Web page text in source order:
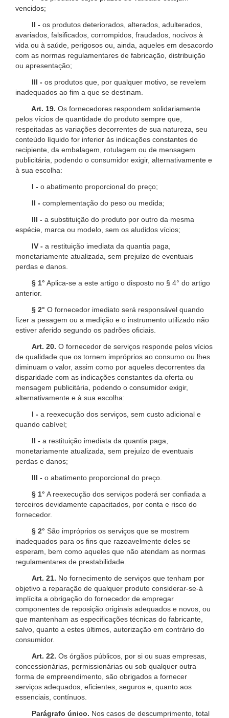
vencidos;
II - os produtos deteriorados, alterados, adulterados,
avariados, falsificados, corrompidos, fraudados, nocivos à
vida ou à saúde, perigosos ou, ainda, aqueles em desacordo
com as normas regulamentares de fabricação, distribuição
ou apresentação;
III - os produtos que, por qualquer motivo, se revelem
inadequados ao fim a que se destinam.
Art. 19. Os fornecedores respondem solidariamente
pelos vícios de quantidade do produto sempre que,
respeitadas as variações decorrentes de sua natureza, seu
conteúdo líquido for inferior às indicações constantes do
recipiente, da embalagem, rotulagem ou de mensagem
publicitária, podendo o consumidor exigir, alternativamente e
à sua escolha:
I - o abatimento proporcional do preço;
II - complementação do peso ou medida;
III - a substituição do produto por outro da mesma
espécie, marca ou modelo, sem os aludidos vícios;
IV - a restituição imediata da quantia paga,
monetariamente atualizada, sem prejuízo de eventuais
perdas e danos.
§ 1° Aplica-se a este artigo o disposto no § 4° do artigo
anterior.
§ 2° O fornecedor imediato será responsável quando
fizer a pesagem ou a medição e o instrumento utilizado não
estiver aferido segundo os padrões oficiais.
Art. 20. O fornecedor de serviços responde pelos vícios
de qualidade que os tornem impróprios ao consumo ou lhes
diminuam o valor, assim como por aqueles decorrentes da
disparidade com as indicações constantes da oferta ou
mensagem publicitária, podendo o consumidor exigir,
alternativamente e à sua escolha:
I - a reexecução dos serviços, sem custo adicional e
quando cabível;
II - a restituição imediata da quantia paga,
monetariamente atualizada, sem prejuízo de eventuais
perdas e danos;
III - o abatimento proporcional do preço.
§ 1° A reexecução dos serviços poderá ser confiada a
terceiros devidamente capacitados, por conta e risco do
fornecedor.
§ 2° São impróprios os serviços que se mostrem
inadequados para os fins que razoavelmente deles se
esperam, bem como aqueles que não atendam as normas
regulamentares de prestabilidade.
Art. 21. No fornecimento de serviços que tenham por
objetivo a reparação de qualquer produto considerar-se-á
implícita a obrigação do fornecedor de empregar
componentes de reposição originais adequados e novos, ou
que mantenham as especificações técnicas do fabricante,
salvo, quanto a estes últimos, autorização em contrário do
consumidor.
Art. 22. Os órgãos públicos, por si ou suas empresas,
concessionárias, permissionárias ou sob qualquer outra
forma de empreendimento, são obrigados a fornecer
serviços adequados, eficientes, seguros e, quanto aos
essenciais, contínuos.
Parágrafo único. Nos casos de descumprimento, total